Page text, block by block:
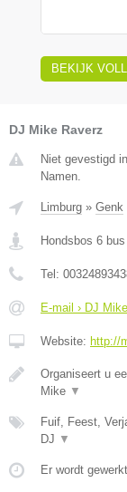
BEKIJK
DJ Mike Raverz
Niet gevestigd
Namen.
Limburg » Genk
Hondsbos 6
Tel:
E-mail › DJ
Website: http://
Organiseert u
Mike ▼
Fuif, Feest,
DJ ▼
Er wordt